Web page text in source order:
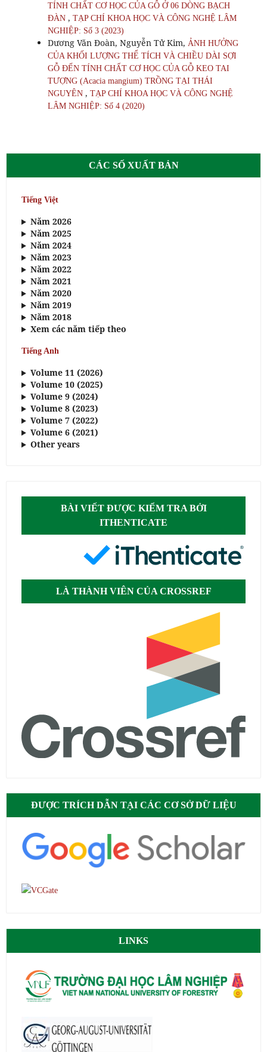
TÍNH CHẤT CƠ HỌC CỦA GỖ Ở 06 DÒNG BẠCH
ĐÀN , TẠP CHÍ KHOA HỌC VÀ CÔNG NGHỆ LÂM
NGHIỆP: Số 3 (2023)
Dương Văn Đoàn, Nguyễn Tử Kim, ẢNH HƯỞNG
CỦA KHỐI LƯỢNG THỂ TÍCH VÀ CHIỀU DÀI SỢI
GỖ ĐẾN TÍNH CHẤT CƠ HỌC CỦA GỖ KEO TAI
TƯỢNG (Acacia mangium) TRỒNG TẠI THÁI
NGUYÊN , TẠP CHÍ KHOA HỌC VÀ CÔNG NGHỆ
LÂM NGHIỆP: Số 4 (2020)
CÁC SỐ XUẤT BẢN
Tiếng Việt
Năm 2026
Năm 2025
Năm 2024
Năm 2023
Năm 2022
Năm 2021
Năm 2020
Năm 2019
Năm 2018
Xem các năm tiếp theo
Tiếng Anh
Volume 11 (2026)
Volume 10 (2025)
Volume 9 (2024)
Volume 8 (2023)
Volume 7 (2022)
Volume 6 (2021)
Other years
BÀI VIẾT ĐƯỢC KIỂM TRA BỞI
ITHENTICATE
LÀ THÀNH VIÊN CỦA CROSSREF
ĐƯỢC TRÍCH DẪN TẠI CÁC CƠ SỞ DỮ LIỆU
LINKS